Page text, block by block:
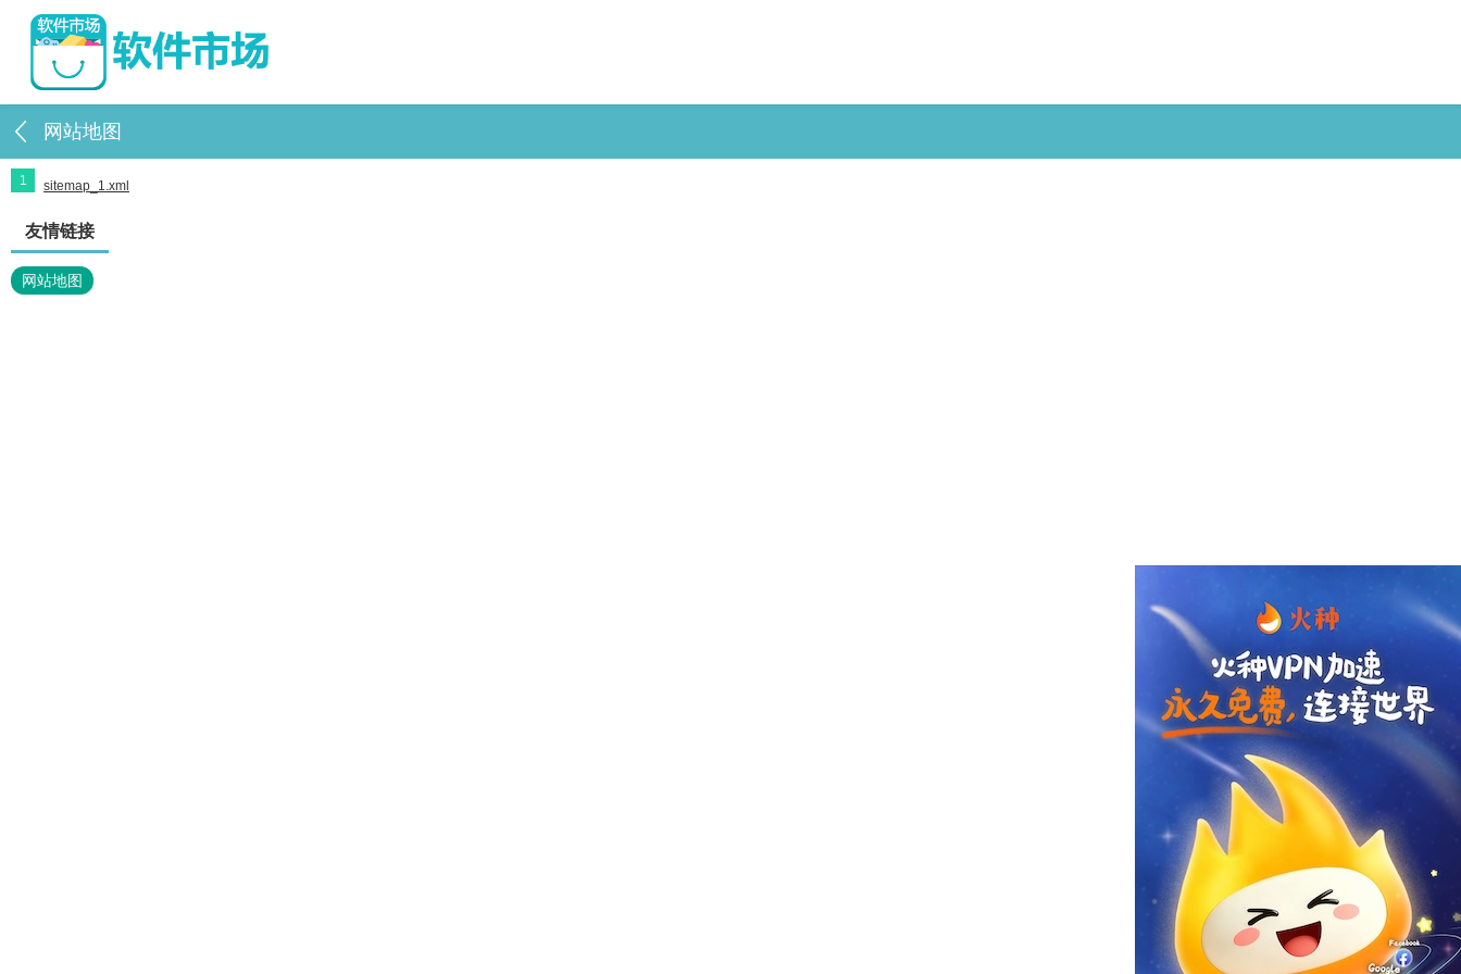
网站地图
1 sitemap_1.xml
友情链接
网站地图